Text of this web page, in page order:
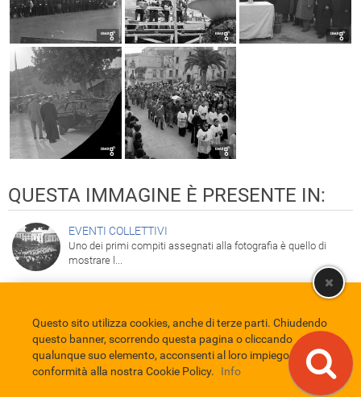
QUESTA IMMAGINE È PRESENTE IN:
EVENTI COLLETTIVI
Uno dei primi compiti assegnati alla fotografia è quello di
mostrare l...
Comune di Eboli Servizio Bibliotecario Nazionale
Privacy policy
Credits
EBAD
Questo sito utilizza cookies, anche di terze parti. Chiudendo
questo banner, scorrendo questa pagina o cliccando
qualunque suo elemento, acconsenti al loro impiego in
conformità alla nostra Cookie Policy.
Info